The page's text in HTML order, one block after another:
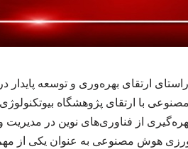
ارتقای بهره‌وری و توسعه پایدار
با ارتقای پژوهشگاه
از فناوری‌های نوین در مدیریت
مصنوعی به عنوان یکی از